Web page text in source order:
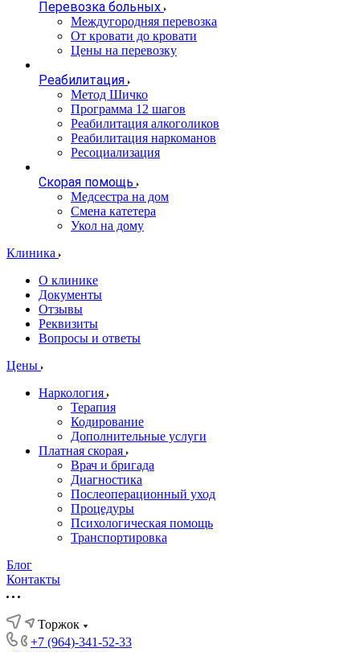
Перевозка больных
Междугородняя перевозка
От кровати до кровати
Цены на перевозку
Реабилитация
Метод Шичко
Программа 12 шагов
Реабилитация алкоголиков
Реабилитация наркоманов
Ресоциализация
Скорая помощь
Медсестра на дом
Смена катетера
Укол на дому
Клиника
О клинике
Документы
Отзывы
Реквизиты
Вопросы и ответы
Цены
Наркология
Терапия
Кодирование
Дополнительные услуги
Платная скорая
Врач и бригада
Диагностика
Послеоперационный уход
Процедуры
Психологическая помощь
Транспортировка
Блог
Контакты
Торжок
+7 (964)-341-52-33